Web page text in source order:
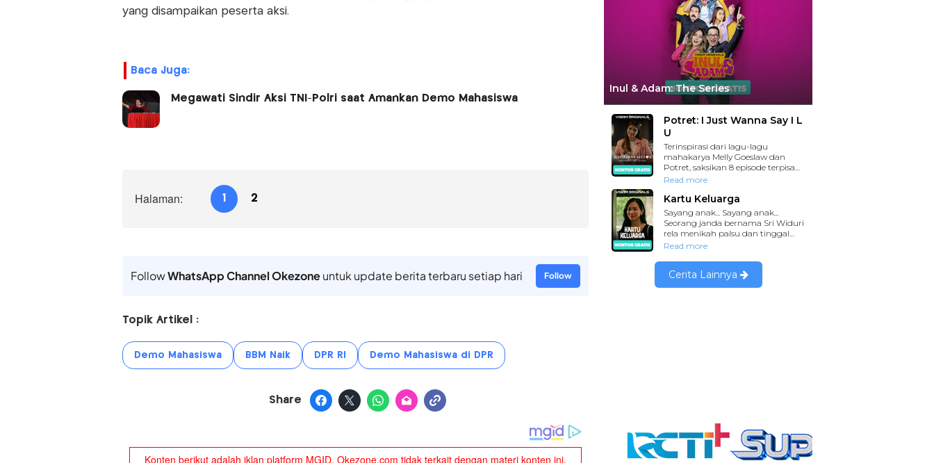
yang disampaikan peserta aksi.
Baca Juga:
Megawati Sindir Aksi TNI-Polri saat Amankan Demo Mahasiswa
Halaman: 1 2
FollowWhatsApp Channel Okezoneuntuk update berita terbaru setiap hari Follow
Topik Artikel :
Demo Mahasiswa BBM Naik DPR RI Demo Mahasiswa di DPR
Share